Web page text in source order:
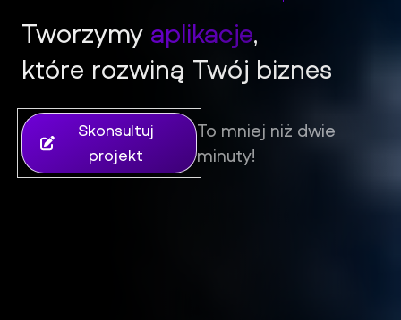
iFil Group - Tworzenie stron internetowych, sklepów i
Tworzymy aplikacje,
które rozwiną Twój biznes
Skonsultuj
projekt
To mniej niż dwie
minuty!